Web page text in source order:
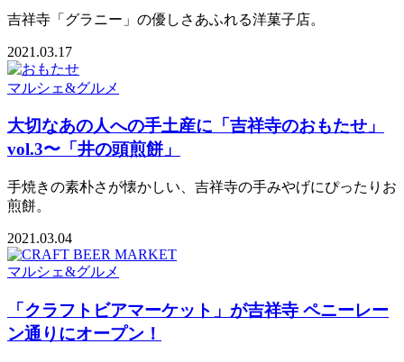
吉祥寺「グラニー」の優しさあふれる洋菓子店。
2021.03.17
マルシェ&グルメ
大切なあの人への手土産に「吉祥寺のおもたせ」
vol.3〜「井の頭煎餅」
手焼きの素朴さが懐かしい、吉祥寺の手みやげにぴったりお
煎餅。
2021.03.04
マルシェ&グルメ
「クラフトビアマーケット」が吉祥寺 ペニーレー
ン通りにオープン！